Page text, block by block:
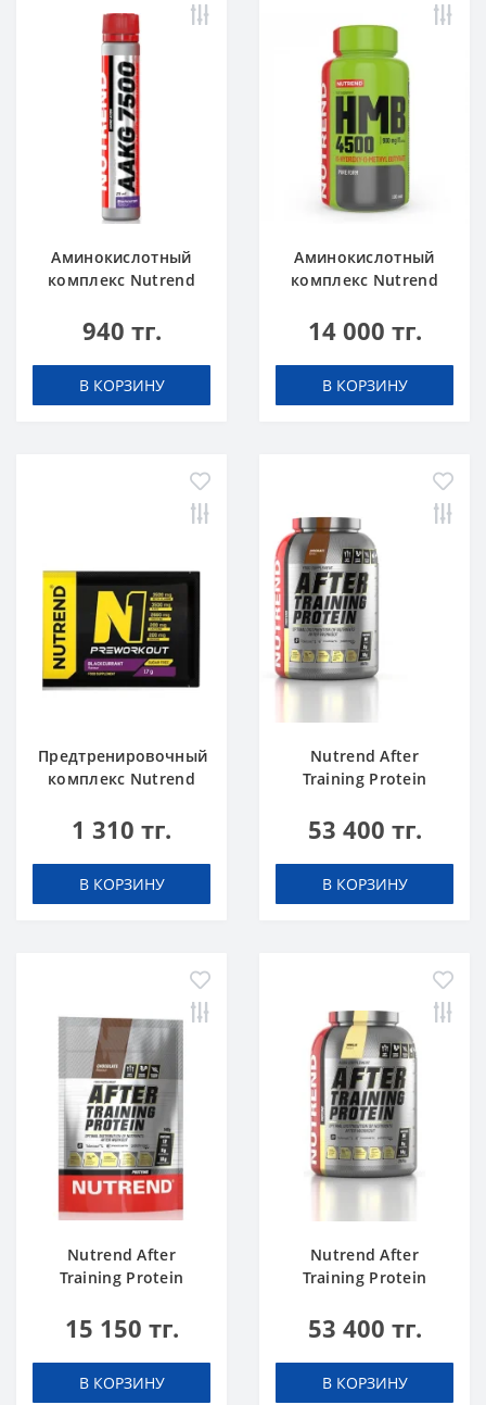
Аминокислотный
комплекс Nutrend
blackcurrant 25 ml
940 тг.
В КОРЗИНУ
Аминокислотный
комплекс Nutrend
14 000 тг.
В КОРЗИНУ
Предтренировочный
комплекс Nutrend
1 310 тг.
В КОРЗИНУ
Nutrend After
Training Protein
53 400 тг.
В КОРЗИНУ
Nutrend After
Training Protein
15 150 тг.
В КОРЗИНУ
Nutrend After
Training Protein
53 400 тг.
В КОРЗИНУ